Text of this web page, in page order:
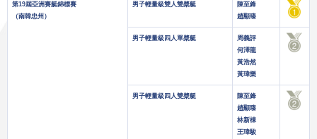
第19屆亞洲賽艇錦標賽
（南韓忠州）
男子輕量級雙人雙槳艇
陳至鋒
趙顯臻
男子輕量級四人單槳艇
周義評
何澤龍
黃浩然
黃瑋樂
男子輕量級四人雙槳艇
陳至鋒
趙顯臻
林新棟
王瑋駿